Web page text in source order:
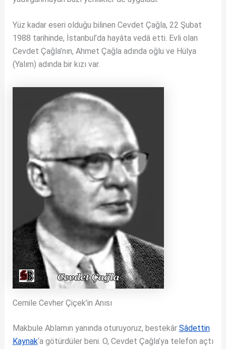
Yüz kadar eseri olduğu bilinen Cevdet Çağla, 22 Şubat
1988 tarihinde, İstanbul’da hayâta vedâ etti. Evli olan
Cevdet Çağla’nın, Ahmet Çağla adında oğlu ve Hülya
(Yalım) adında bir kızı var.
Cemile Cevher Çiçek’in Anısı
Makbule Ablamın yanında oturuyoruz, bestekâr Sâdettin
Kaynak‘a götürdüler beni. O, Cevdet Çağla’ya telefon açtı